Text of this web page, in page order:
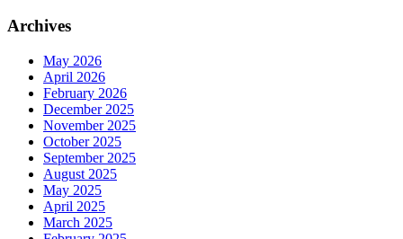
Archives
May 2026
April 2026
February 2026
December 2025
November 2025
October 2025
September 2025
August 2025
May 2025
April 2025
March 2025